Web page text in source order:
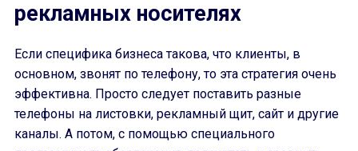
рекламных носителях
Если специфика бизнеса такова, что клиенты, в
основном, звонят по телефону, то эта стратегия очень
эффективна. Просто следует поставить разные
телефоны на листовки, рекламный щит, сайт и другие
каналы. А потом, с помощью специального